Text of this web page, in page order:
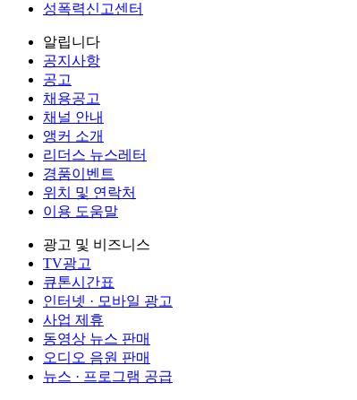
성폭력신고센터
알립니다
공지사항
공고
채용공고
채널 안내
앵커 소개
리더스 뉴스레터
경품이벤트
위치 및 연락처
이용 도움말
광고 및 비즈니스
TV광고
큐톤시간표
인터넷 · 모바일 광고
사업 제휴
동영상 뉴스 판매
오디오 음원 판매
뉴스 · 프로그램 공급